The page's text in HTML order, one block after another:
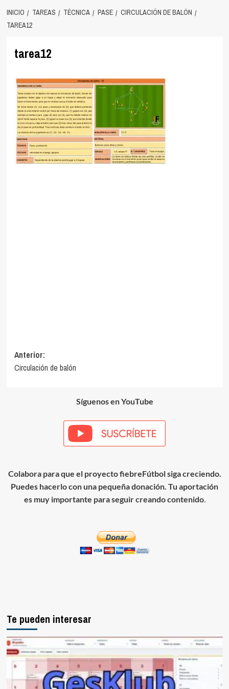
INICIO TAREAS TÉCNICA PASE
CIRCULACIÓN DE BALÓN
TAREA12
tarea12
Navegación
de
Anterior:
Circulación de balón
Síguenos en YouTube
Colabora para que el proyecto fiebreFútbol siga creciendo.
Puedes hacerlo con una pequeña donación. Tu aportación
es muy importante para seguir creando contenido.
Te pueden interesar